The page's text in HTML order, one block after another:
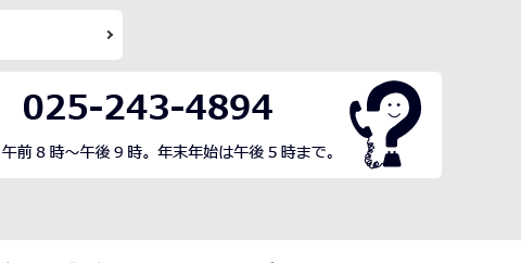
ン
こ
こ